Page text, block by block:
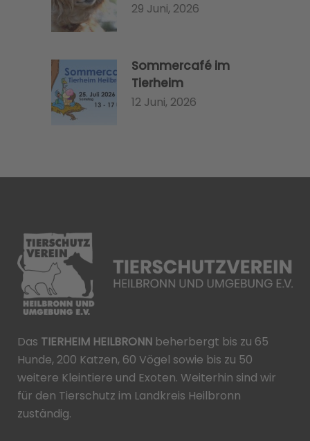
29 Juni, 2026
Sommercafé im
Tierheim
12 Juni, 2026
Das TIERHEIM HEILBRONN beherbergt bis zu 65
Hunde, 200 Katzen, 60 Vögel sowie bis zu 50
weitere Kleintiere und Exoten. Weiterhin sind wir
für den Tierschutz im Landkreis Heilbronn
zuständig.